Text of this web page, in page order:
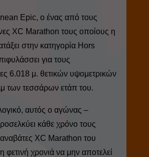
Epic, ο ένας από τους
XC Marathon τους οποίους η
στην κατηγορία Hors
για τους
6.018 μ. θετικών υψομετρικών
των τεσσάρων ετάπ του.
αυτός ο αγώνας –
κάθε χρόνο τους
XC Marathon του
φετινή χρονιά να μην αποτελεί